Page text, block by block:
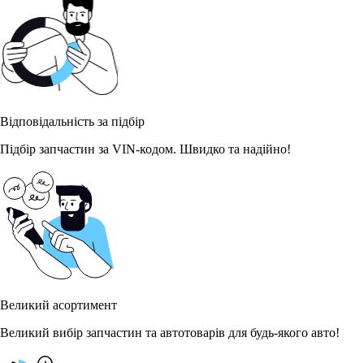
Відповідальність за підбір
Підбір запчастин за VIN-кодом. Швидко та надійно!
Великий асортимент
Великий вибір запчастин та автотоварів для будь-якого авто!